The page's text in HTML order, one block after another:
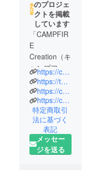
のプロジェ
クトを掲載
しています
「CAMPFIR
E
Creation（キ
ャンプファ
イヤー クリ
エーショ
ン）」は、
株式会社
CAMPFIRE
の商品企画
チームで
す。
https://camp-fire.jp/creation
https://twitter.com/CF_Creation
https://camp-fire.jp/privacy
https://camp-fire.jp/inquiries
特定商取引
法に基づく
表記
メッセー
ジを送る